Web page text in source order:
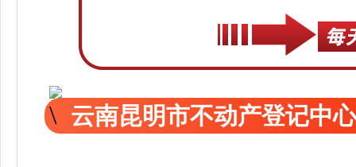
云南昆明市不动产登记中